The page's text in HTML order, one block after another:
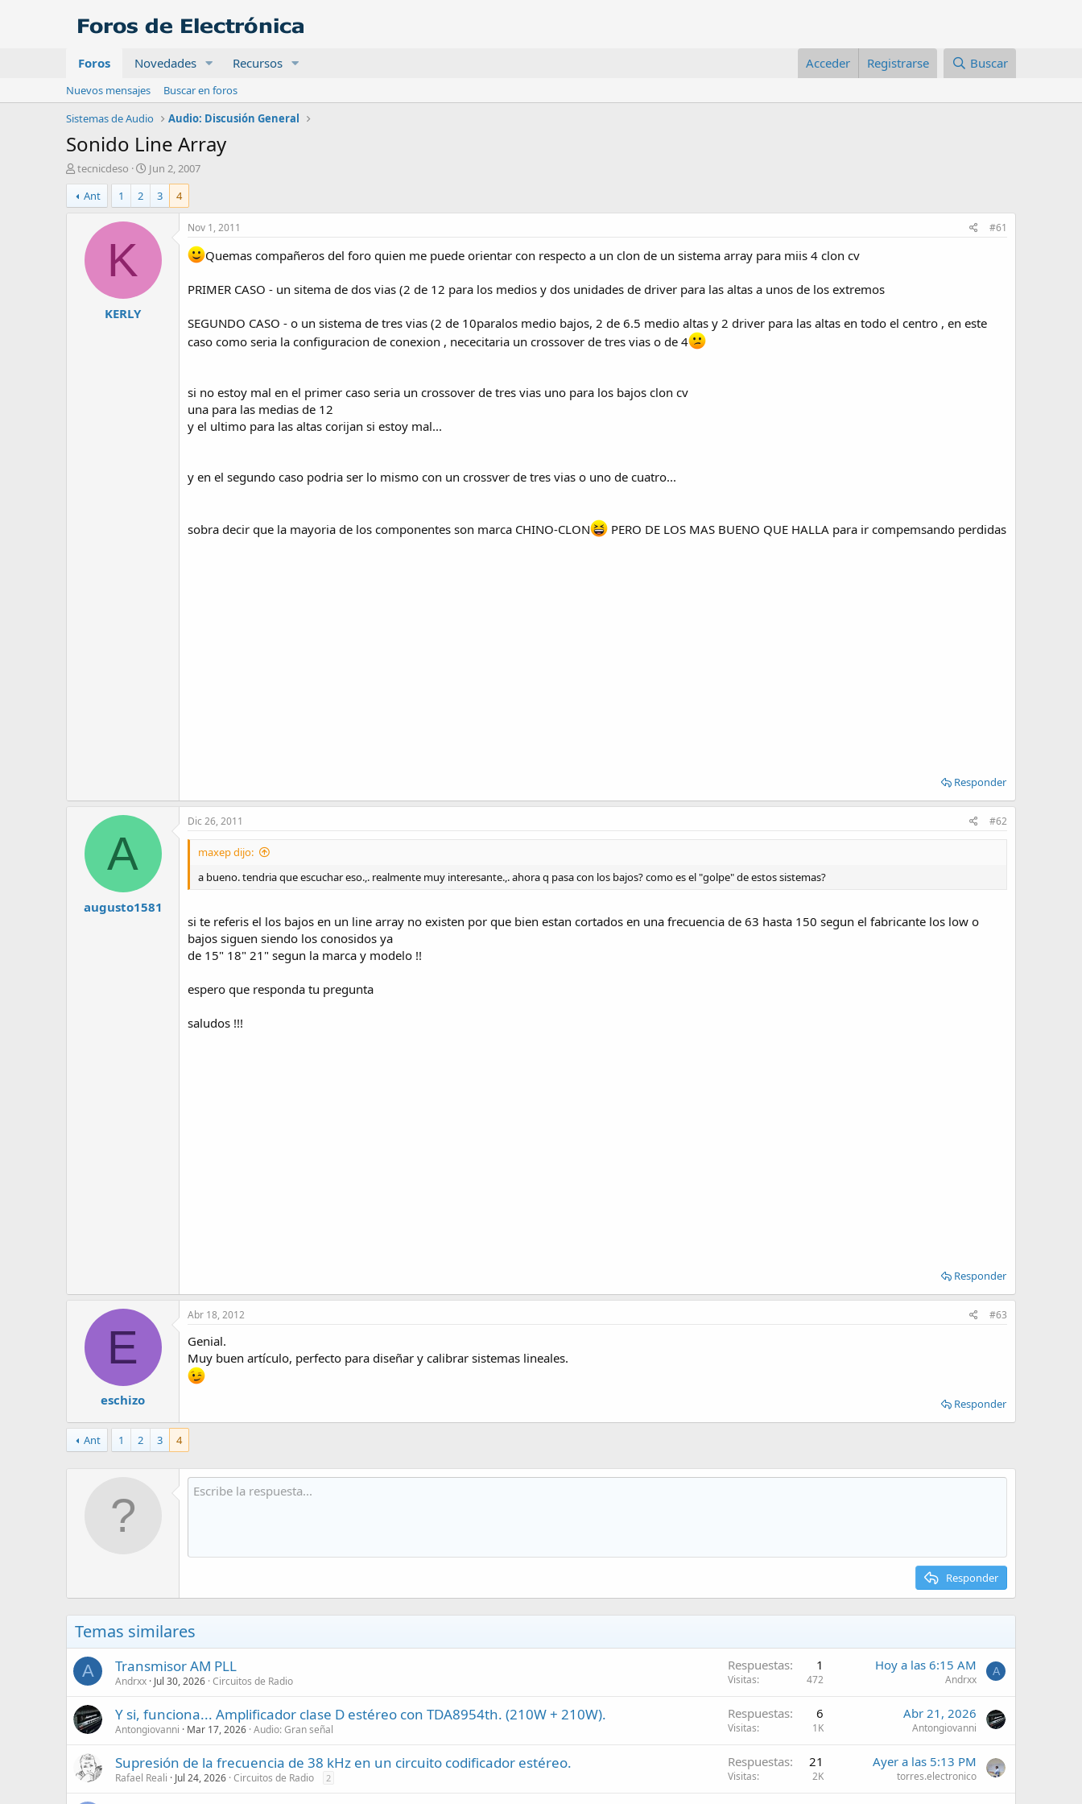
Foros Novedades Recursos Acceder Registrarse Buscar
Nuevos mensajes
Buscar en foros
Sistemas de Audio
Audio: Discusión General
Sonido Line Array
A
u
t
o
tecnicdeso
F
e
h
d
n
Jun 2, 2007
Ant
1 2 3 4
K
KERLY
Nov 1, 2011 #61
Quemas compañeros del foro quien me puede orientar con respecto a un clon de un sistema array para miis 4 clon cv
PRIMER CASO - un sitema de dos vias (2 de 12 para los medios y dos unidades de driver para las altas a unos de los extremos
SEGUNDO CASO - o un sistema de tres vias (2 de 10paralos medio bajos, 2 de 6.5 medio altas y 2 driver para las altas en todo el centro , en este
caso como seria la configuracion de conexion , nececitaria un crossover de tres vias o de 4
si no estoy mal en el primer caso seria un crossover de tres vias uno para los bajos clon cv
una para las medias de 12
y el ultimo para las altas corijan si estoy mal...
y en el segundo caso podria ser lo mismo con un crossver de tres vias o uno de cuatro...
sobra decir que la mayoria de los componentes son marca CHINO-CLON PERO DE LOS MAS BUENO QUE HALLA para ir compemsando perdidas
Responder
A
augusto1581
Dic 26, 2011 #62
maxep dijo:
a bueno. tendria que escuchar eso.,. realmente muy interesante.,. ahora q pasa con los bajos? como es el "golpe" de estos sistemas?
si te referis el los bajos en un line array no existen por que bien estan cortados en una frecuencia de 63 hasta 150 segun el fabricante los low o
bajos siguen siendo los conosidos ya
de 15" 18" 21" segun la marca y modelo !!
espero que responda tu pregunta
saludos !!!
Responder
E
eschizo
Abr 18, 2012 #63
Genial.
Muy buen artículo, perfecto para diseñar y calibrar sistemas lineales.
Responder
Ant 1 2 3 4
Responder
Temas similares
A Transmisor AM PLL
Andrxx Jul 30, 2026 Circuitos de Radio
Respuestas 1
Visitas 472
Hoy a las 6:15 AM
Andrxx
A
Y si, funciona... Amplificador clase D estéreo con TDA8954th. (210W + 210W).
Antongiovanni Mar 17, 2026 Audio: Gran señal
Respuestas 6
Visitas 1K
Abr 21, 2026
Antongiovanni
Supresión de la frecuencia de 38 kHz en un circuito codificador estéreo.
Rafael Reali Jul 24, 2026 Circuitos de Radio 2
Respuestas 21
Visitas 2K
Ayer a las 5:13 PM
torres.electronico